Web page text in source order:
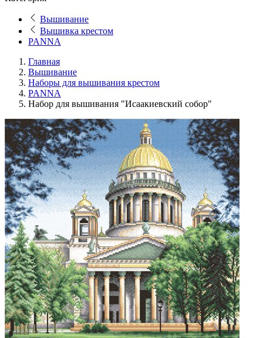
Вышивание
Вышивка крестом
PANNA
Главная
Вышивание
Наборы для вышивания крестом
PANNA
Набор для вышивания "Исаакиевский собор"